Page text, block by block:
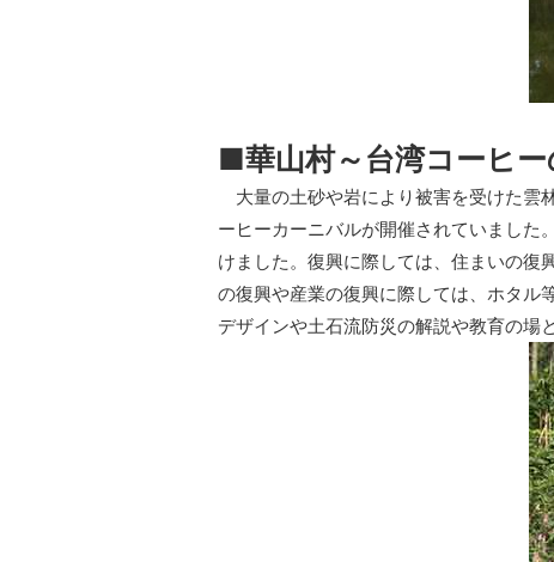
■華山村～台湾コーヒー
大量の土砂や岩により被害を受けた雲
ーヒーカーニバルが開催されていました
けました。復興に際しては、住まいの復
の復興や産業の復興に際しては、ホタル
デザインや土石流防災の解説や教育の場